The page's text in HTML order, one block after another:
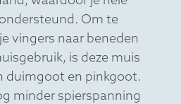
Om te
vingers naar beneden
is deze muis
duimgoot en pinkgoot.
minder spierspanning